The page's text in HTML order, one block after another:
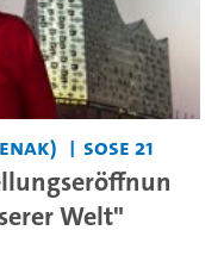
SoSe 21
Welt"